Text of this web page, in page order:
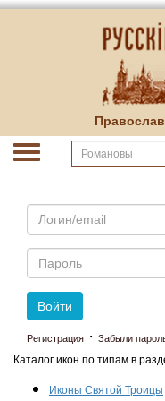
Email
Пароль
Войти
Регистрация · Забыли
Каталог икон по типам в
Иконы Святой Троицы